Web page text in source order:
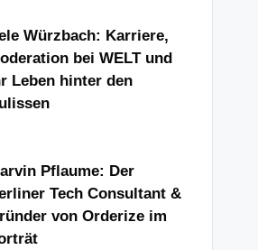
Würzbach: Karriere,
bei WELT und
Leben hinter den
Pflaume: Der
Tech Consultant &
von Orderize im